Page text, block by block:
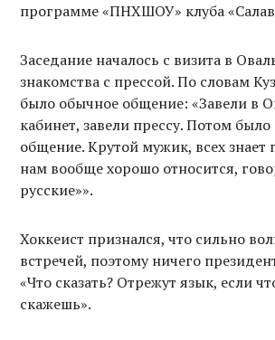
программе «ПНХШОУ» клуба
Заседание началось с визита в
знакомства с прессой. По словам
было обычное общение: «Завели в
кабинет, завели прессу. Потом
общение. Крутой мужик, всех
нам вообще хорошо относится,
русские»».
Хоккеист признался, что сильно
встречей, поэтому ничего
«Что сказать? Отрежут язык, если
скажешь».